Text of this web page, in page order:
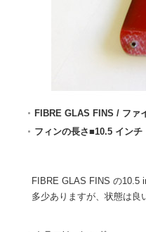
FIBRE GLAS FINS / ファ
フィンの長さ■10.5 インチ
FIBRE GLAS FINS の10.5
多少ありますが、状態は良